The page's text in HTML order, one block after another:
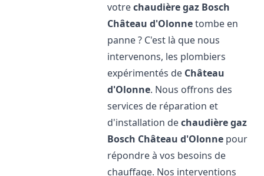
votrechaudière gaz Bosch
Château d'Olonnetombe en
panne ? C'est là que nous
intervenons, les plombiers
expérimentés de Château
d'Olonne. Nous offrons des
services de réparation et
d'installation dechaudière gaz
Bosch Château d'Olonne pour
répondre à vos besoins de
chauffage. Nos interventions